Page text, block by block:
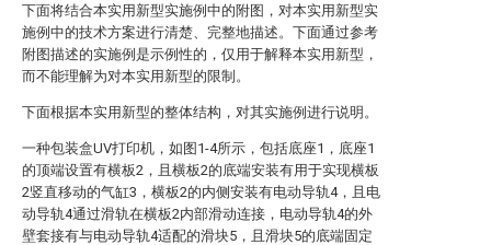
下面将结合本实用新型实施例中的附图，对本实用新型实
施例中的技术方案进行清楚、完整地描述。下面通过参考
附图描述的实施例是示例性的，仅用于解释本实用新型，
而不能理解为对本实用新型的限制。
下面根据本实用新型的整体结构，对其实施例进行说明。
一种包装盒UV打印机，如图1-4所示，包括底座1，底座1
的顶端设置有横板2，且横板2的底端安装有用于实现横板
2竖直移动的气缸3，横板2的内侧安装有电动导轨4，且电
动导轨4通过滑轨在横板2内部滑动连接，电动导轨4的外
壁套接有与电动导轨4适配的滑块5，且滑块5的底端固定